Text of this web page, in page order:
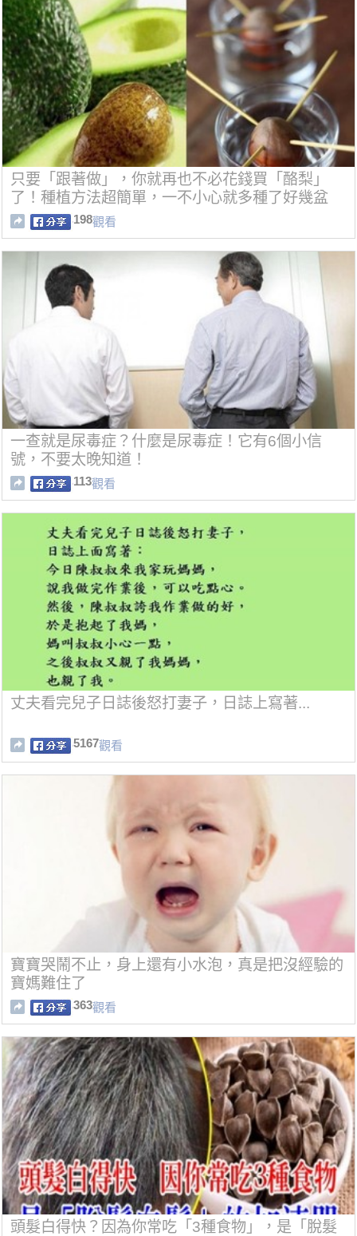
只要「跟著做」，你就再也不必花錢買「酪梨」
了！種植方法超簡單，一不小心就多種了好幾盆
198觀看
一查就是尿毒症？什麼是尿毒症！它有6個小信
號，不要太晚知道！
113觀看
丈夫看完兒子日誌後怒打妻子，日誌上寫著...
5167觀看
寶寶哭鬧不止，身上還有小水泡，真是把沒經驗的
寶媽難住了
363觀看
頭髮白得快？因為你常吃「3種食物」，是「脫髮